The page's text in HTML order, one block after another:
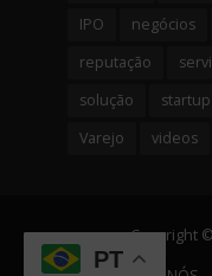
IPO
negócios
reputação
solução
startup
Varejo
videos
Copyright
PT